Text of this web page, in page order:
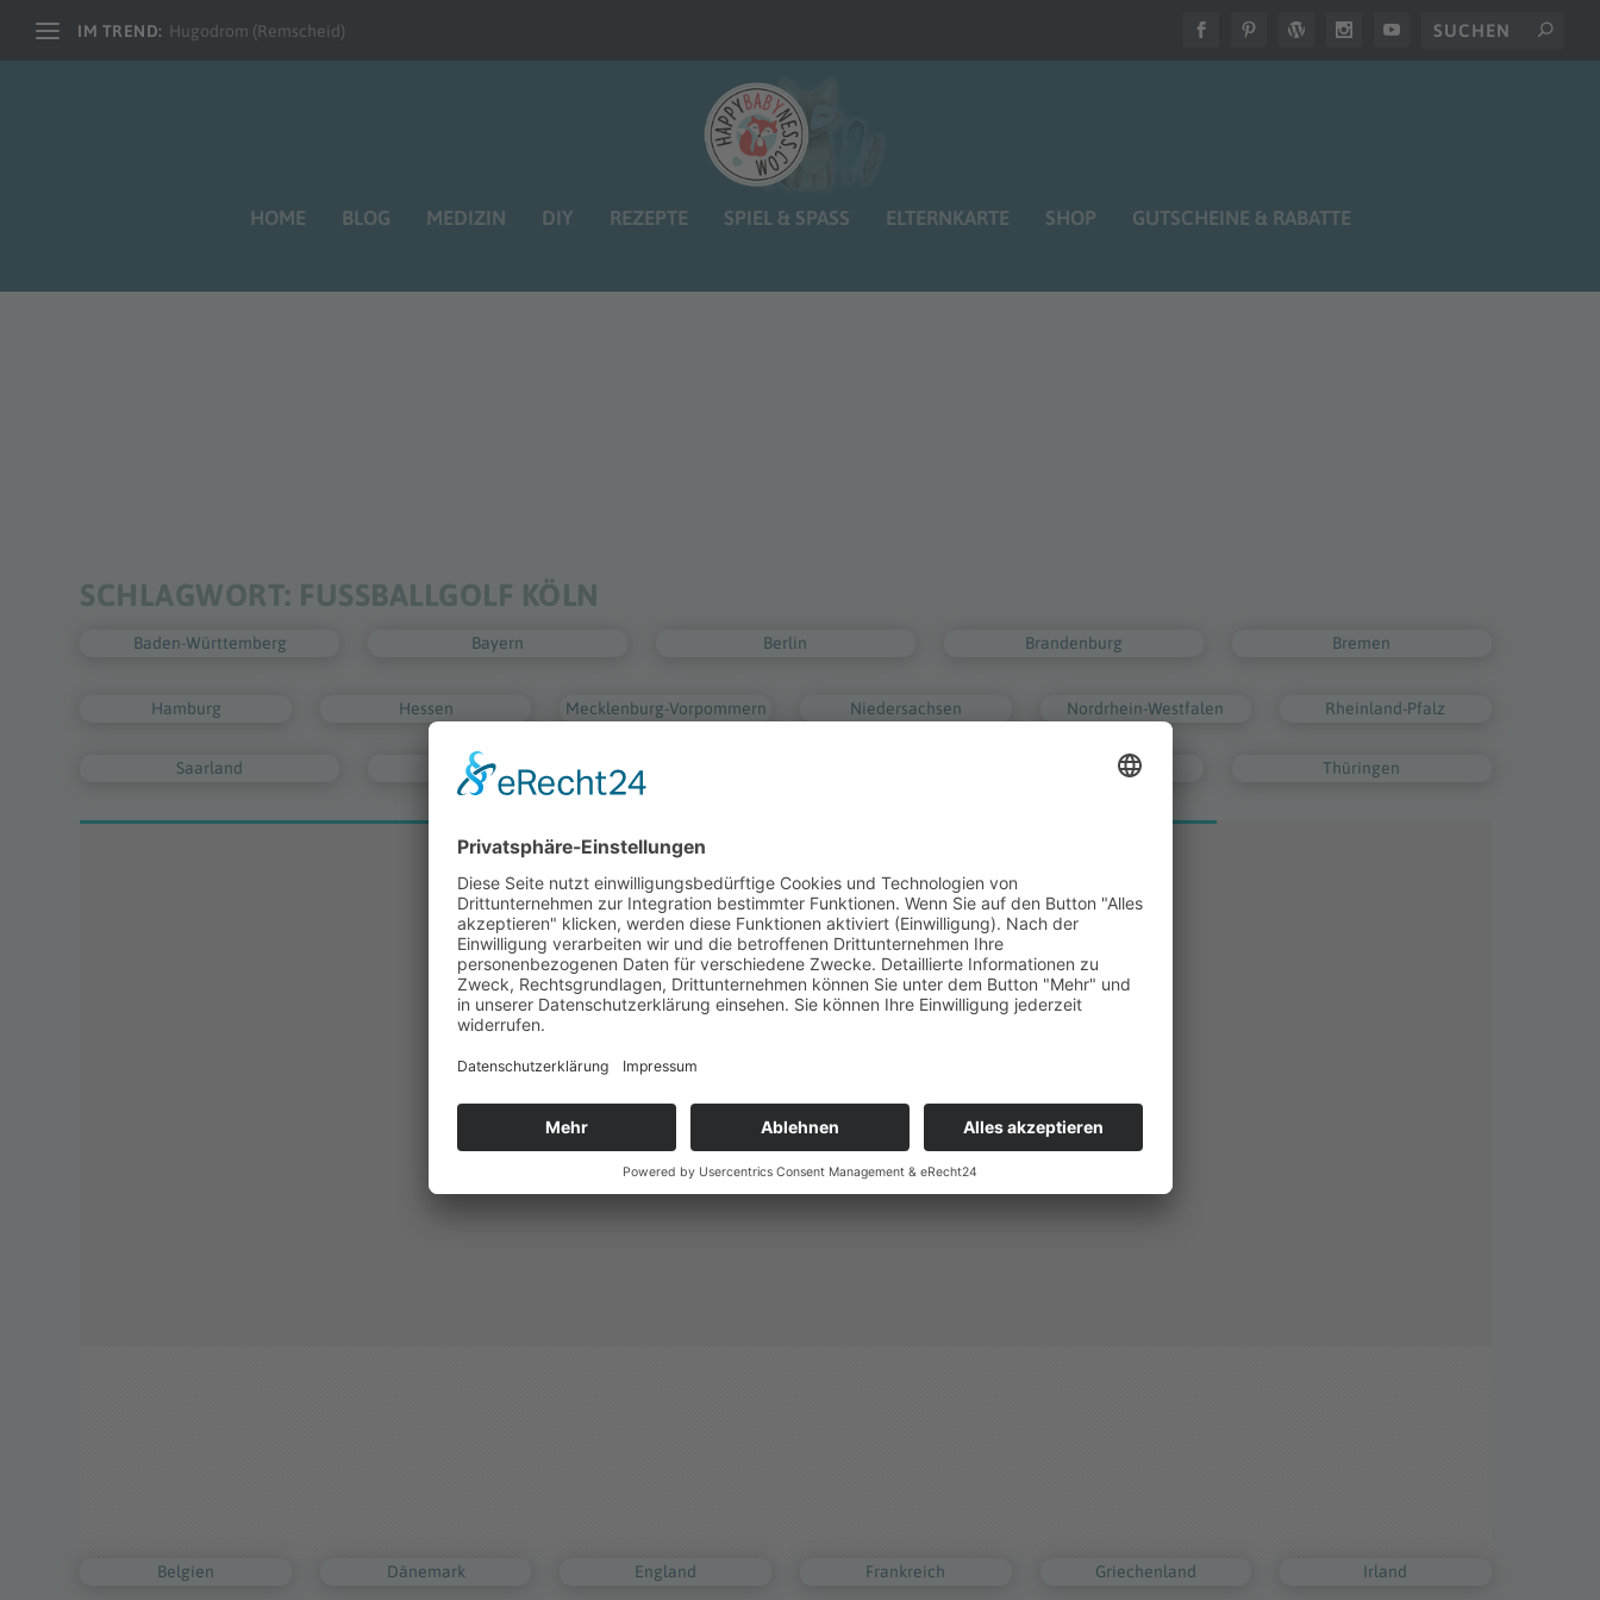
IM TREND: Hugodrom (Remscheid)
HOME BLOG MEDIZIN DIY REZEPTE SPIEL & SPASS ELTERNKARTE SHOP GUTSCHEINE & RABATTE
SCHLAGWORT: FUSSBALLGOLF KÖLN
Baden-Württemberg Bayern Berlin Brandenburg Bremen
Hamburg Hessen Mecklenburg-Vorpommern Niedersachsen Nordrhein-Westfalen Rheinland-Pfalz
Saarland Sachsen Schleswig-Holstein Thüringen
Belgien Dänemark England Frankreich Griechenland Irland